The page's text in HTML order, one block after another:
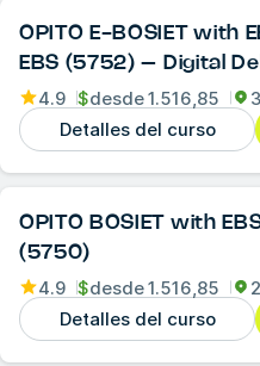
OPITO E-BOSIET with
EBS (5752) – Digital
4.9 $desde1.516,85
Detalles del curso
OPITO BOSIET with
(5750)
4.9 $desde1.516,85
Detalles del curso